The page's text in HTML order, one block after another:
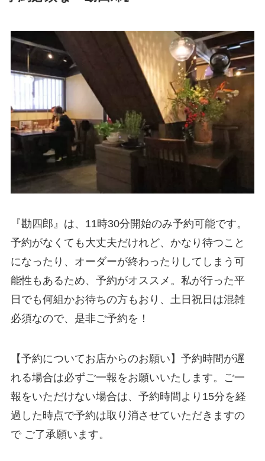
『勘四郎』は、11時30分開始のみ予約可能です。
予約がなくても大丈夫だけれど、かなり待つこと
になったり、オーダーが終わったりしてしまう可
能性もあるため、予約がオススメ。私が行った平
日でも何組かお待ちの方もおり、土日祝日は混雑
必須なので、是非ご予約を！
【予約についてお店からのお願い】予約時間が遅
れる場合は必ずご一報をお願いいたします。ご一
報をいただけない場合は、予約時間より15分を経
過した時点で予約は取り消させていただきますの
で ご了承願います。